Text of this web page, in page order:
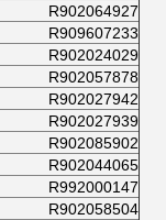
R902064927
R909607233
R902024029
R902057878
R902027942
R902027939
R902085902
R902044065
R992000147
R902058504